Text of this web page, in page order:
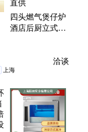
四头燃气煲仔炉
酒店后厨立式多
洽谈
上海